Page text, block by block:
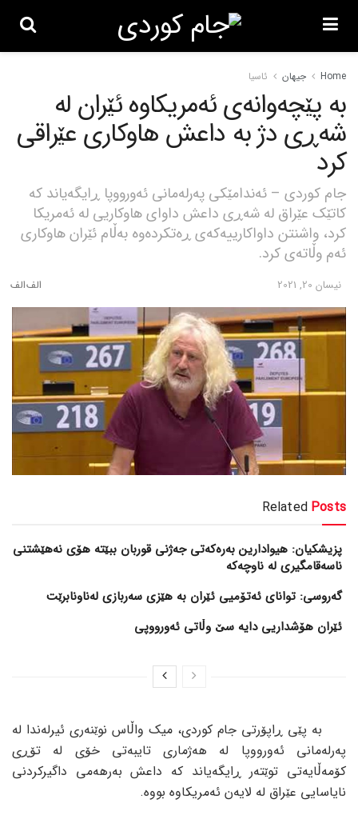
Home جیهان ئاسیا
بە پێچەوانەی ئەمریکاوە ئێران لە
شەڕی دژ بە داعش هاوکاری عێراقی
کرد
جام کوردی – ئەندامێکی پەرلەمانی ئەورووپا ڕایگەیاند کە
کاتێک عێراق لە شەڕی داعش داوای هاوکاریی لە ئەمریکا
کرد، واشنتن داواکارییەکەی ڕەتکردەوە بەڵام ئێران هاوکاری
ئەم وڵاتەی کرد.
نیسان 20, 2021
Related Posts
پزیشکیان: هیوادارین بەرەکەتی جەژنی قوربان ببێتە هۆی نەهێشتنی
ناسەقامگیری لە ناوچەکە
گەروسی: توانای ئەتۆمیی ئێران بە هێزی سەربازی لەناونابرێت
ئێران هۆشداریی دایە سێ وڵاتی ئەورووپی
بە پێی ڕاپۆرتی جام کوردی، میک واڵاس نوێنەری ئیرلەندا لە
پەرلەمانی ئەورووپا لە هەژماری تایبەتی خۆی لە تۆڕی
کۆمەڵایەتی توێتەر ڕایگەیاند کە داعش بەرهەمی داگیرکردنی
نایاسایی عێراق لە لایەن ئەمریکاوە بووە.